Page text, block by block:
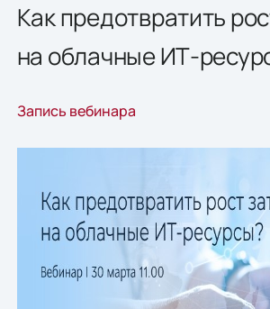
Как предотвратить
на облачные ИТ-
Запись вебинара